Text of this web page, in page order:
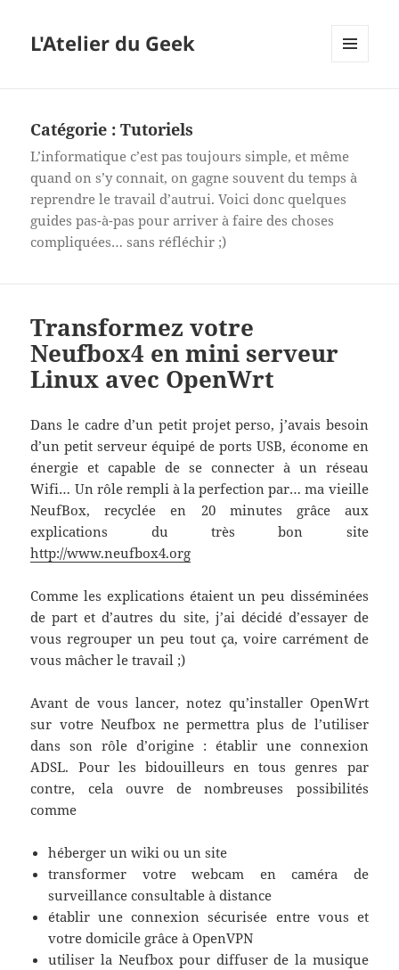
L'Atelier du Geek
Catégorie :Tutoriels
L’informatique c’est pas toujours simple, et même
quand on s’y connait, on gagne souvent du temps à
reprendre le travail d’autrui. Voici donc quelques
guides pas-à-pas pour arriver à faire des choses
compliquées… sans réfléchir ;)
Transformez votre
Neufbox4 en mini serveur
Linux avec OpenWrt
Dans le cadre d’un petit projet perso, j’avais besoin
d’un petit serveur équipé de ports USB, économe en
énergie et capable de se connecter à un réseau
Wifi… Un rôle rempli à la perfection par… ma vieille
NeufBox, recyclée en 20 minutes grâce aux
explications du très bon site
http://www.neufbox4.org
Comme les explications étaient un peu disséminées
de part et d’autres du site, j’ai décidé d’essayer de
vous regrouper un peu tout ça, voire carrément de
vous mâcher le travail ;)
Avant de vous lancer, notez qu’installer OpenWrt
sur votre Neufbox ne permettra plus de l’utiliser
dans son rôle d’origine : établir une connexion
ADSL. Pour les bidouilleurs en tous genres par
contre, cela ouvre de nombreuses possibilités
comme
héberger un wiki ou un site
transformer votre webcam en caméra de
surveillance consultable à distance
établir une connexion sécurisée entre vous et
votre domicile grâce à OpenVPN
utiliser la Neufbox pour diffuser de la musique